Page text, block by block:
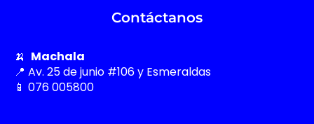
Contáctanos
🍌 Machala
📍 Av. 25 de junio #106 y Esmeraldas
📱 076 005800